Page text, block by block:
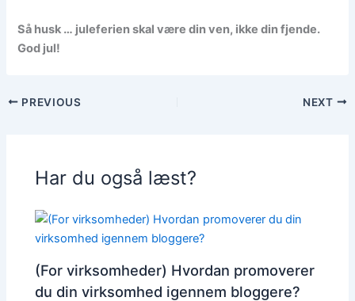
Så husk … juleferien skal være din ven, ikke din fjende.
God jul!
PREVIOUS NEXT
Har du også læst?
(For virksomheder) Hvordan promoverer
du din virksomhed igennem bloggere?